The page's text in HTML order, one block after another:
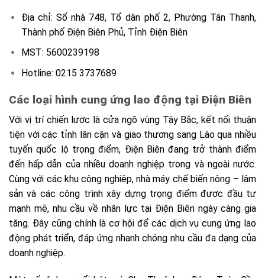
Địa chỉ: Số nhà 748, Tổ dân phố 2, Phường Tân Thanh,
Thành phố Điện Biên Phủ, Tỉnh Điện Biên
MST: 5600239198
Hotline: 0215 3737689
Các loại hình cung ứng lao động tại Điện Biên
Với vị trí chiến lược là cửa ngõ vùng Tây Bắc, kết nối thuận
tiện với các tỉnh lân cận và giao thương sang Lào qua nhiều
tuyến quốc lộ trọng điểm, Điện Biên đang trở thành điểm
đến hấp dẫn của nhiều doanh nghiệp trong và ngoài nước.
Cùng với các khu công nghiệp, nhà máy chế biến nông – lâm
sản và các công trình xây dựng trọng điểm được đầu tư
mạnh mẽ, nhu cầu về nhân lực tại Điện Biên ngày càng gia
tăng. Đây cũng chính là cơ hội để các dịch vụ cung ứng lao
động phát triển, đáp ứng nhanh chóng nhu cầu đa dạng của
doanh nghiệp.